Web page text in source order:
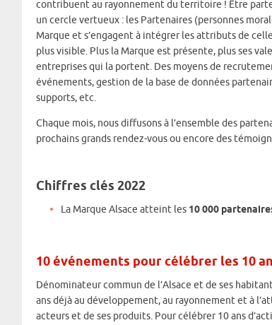
contribuent au rayonnement du territoire ! Être
un cercle vertueux : les Partenaires (personnes
Marque et s’engagent à intégrer les attributs de
plus visible. Plus la Marque est présente, plus ses
entreprises qui la portent. Des moyens de
événements, gestion de la base de données
supports, etc.
Chaque mois, nous diffusons à l’ensemble des
prochains grands rendez-vous ou encore des
Chiffres clés 2022
La Marque Alsace atteint les 10 000
10 événements pour célébrer les 10
Dénominateur commun de l’Alsace et de ses
ans déjà au développement, au rayonnement et à
acteurs et de ses produits. Pour célébrer 10 ans